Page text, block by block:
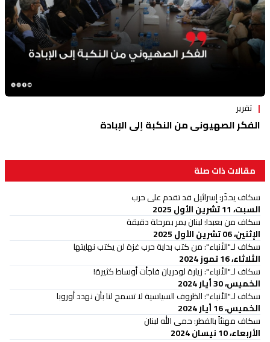
تقرير
الفكر الصهيوني من النكبة إلى الإبادة
مقالات ذات صلة
سكاف يحذّر: إسرائيل قد تقدم على حرب
السبت، 11 تشرين الأول 2025
سكاف من بعبدا: لبنان يمر بمرحلة دقيقة
الإثنين، 06 تشرين الأول 2025
سكاف لـ"الأنباء": من كتب بداية حرب غزة لن يكتب نهايتها
الثلاثاء، 16 تموز 2024
سكاف لـ"الأنباء": زيارة لودريان فاجأت أوساط كثيرة!
الخميس، 30 أيار 2024
سكاف لـ"الأنباء": الظروف السياسية لا تسمح لنا بأن نهدد أوروبا
الخميس، 16 أيار 2024
سكاف مهنئاً بالفطر: حمى الله لبنان
الأربعاء، 10 نيسان 2024